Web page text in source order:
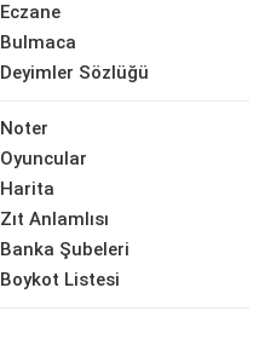
Eczane
Bulmaca
Deyimler Sözlüğü
Noter
Oyuncular
Harita
Zıt Anlamlısı
Banka Şubeleri
Boykot Listesi